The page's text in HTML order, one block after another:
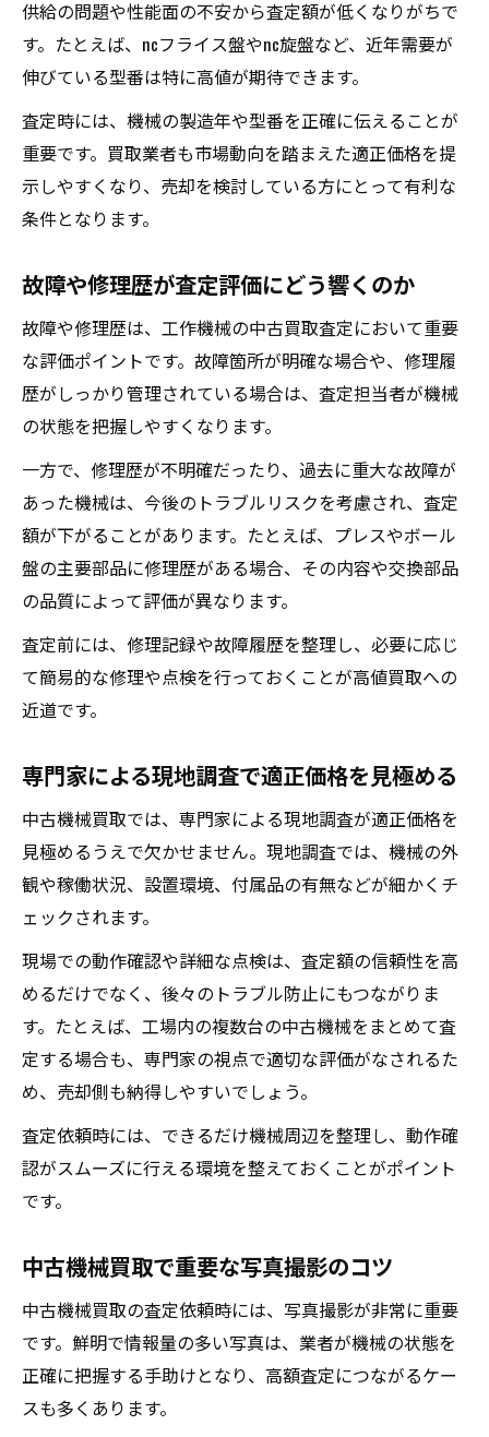
供給の問題や性能面の不安から査定額が低くなりがちで
す。たとえば、ncフライス盤やnc旋盤など、近年需要が
伸びている型番は特に高値が期待できます。
査定時には、機械の製造年や型番を正確に伝えることが
重要です。買取業者も市場動向を踏まえた適正価格を提
示しやすくなり、売却を検討している方にとって有利な
条件となります。
故障や修理歴が査定評価にどう響くのか
故障や修理歴は、工作機械の中古買取査定において重要
な評価ポイントです。故障箇所が明確な場合や、修理履
歴がしっかり管理されている場合は、査定担当者が機械
の状態を把握しやすくなります。
一方で、修理歴が不明確だったり、過去に重大な故障が
あった機械は、今後のトラブルリスクを考慮され、査定
額が下がることがあります。たとえば、プレスやボール
盤の主要部品に修理歴がある場合、その内容や交換部品
の品質によって評価が異なります。
査定前には、修理記録や故障履歴を整理し、必要に応じ
て簡易的な修理や点検を行っておくことが高値買取への
近道です。
専門家による現地調査で適正価格を見極める
中古機械買取では、専門家による現地調査が適正価格を
見極めるうえで欠かせません。現地調査では、機械の外
観や稼働状況、設置環境、付属品の有無などが細かくチ
ェックされます。
現場での動作確認や詳細な点検は、査定額の信頼性を高
めるだけでなく、後々のトラブル防止にもつながりま
す。たとえば、工場内の複数台の中古機械をまとめて査
定する場合も、専門家の視点で適切な評価がなされるた
め、売却側も納得しやすいでしょう。
査定依頼時には、できるだけ機械周辺を整理し、動作確
認がスムーズに行える環境を整えておくことがポイント
です。
中古機械買取で重要な写真撮影のコツ
中古機械買取の査定依頼時には、写真撮影が非常に重要
です。鮮明で情報量の多い写真は、業者が機械の状態を
正確に把握する手助けとなり、高額査定につながるケー
スも多くあります。